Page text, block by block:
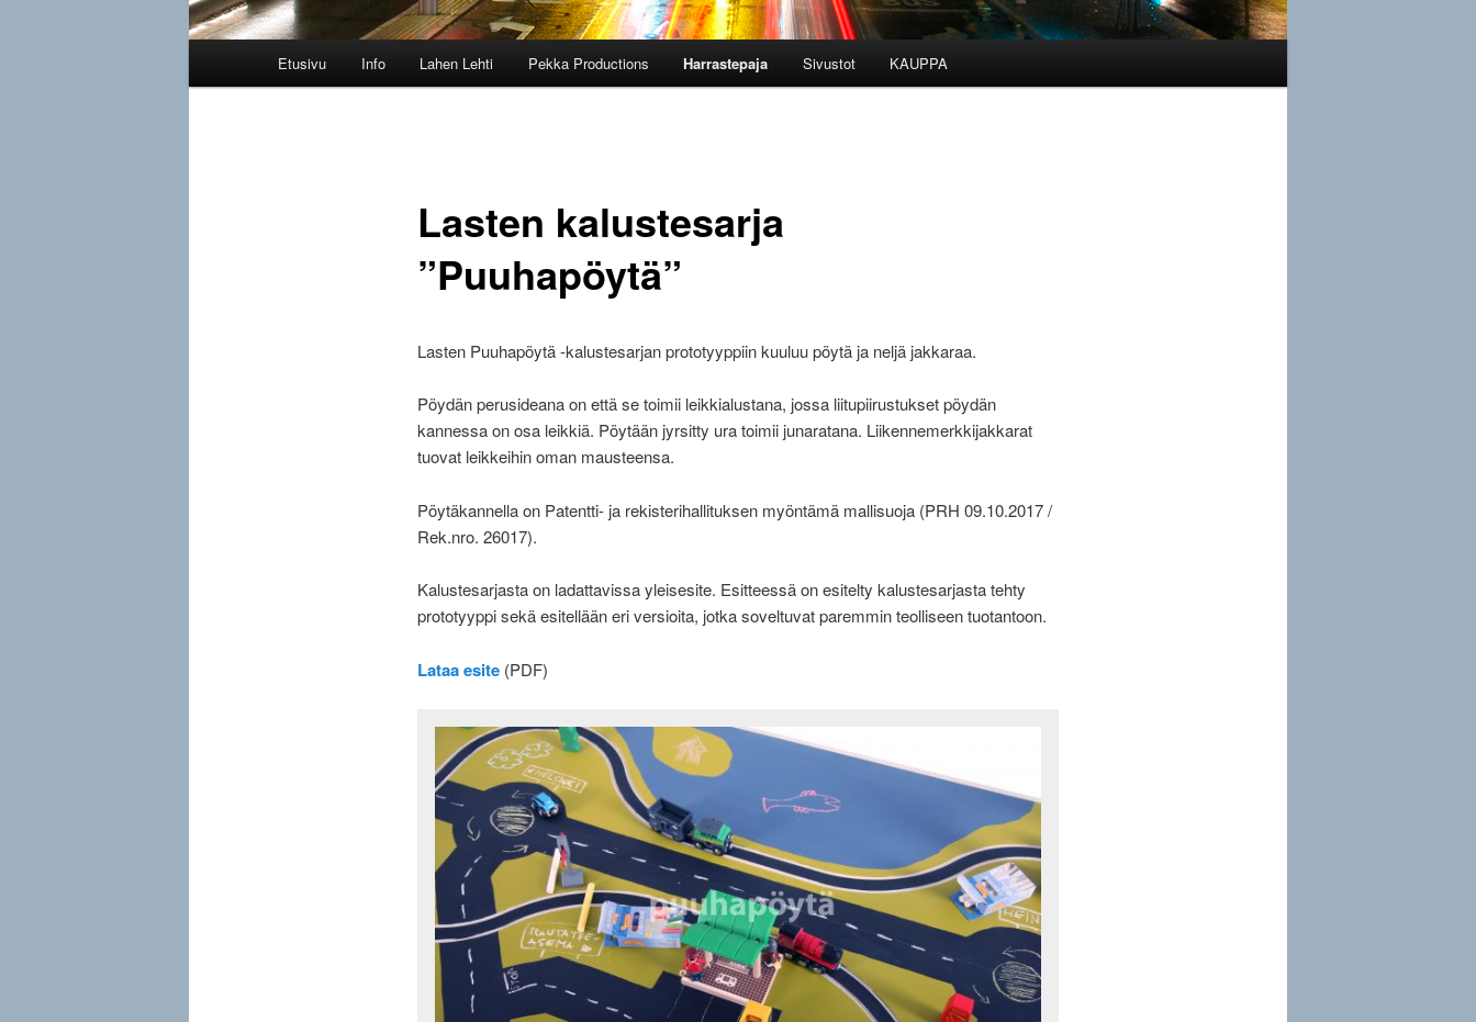
Etusivu Info Lahen Lehti Pekka Productions Harrastepaja Sivustot KAUPPA
Lasten kalustesarja
”Puuhapöytä”
Lasten Puuhapöytä -kalustesarjan prototyyppiin kuuluu pöytä ja neljä jakkaraa.
Pöydän perusideana on että se toimii leikkialustana, jossa liitupiirustukset pöydän
kannessa on osa leikkiä. Pöytään jyrsitty ura toimii junaratana. Liikennemerkkijakkarat
tuovat leikkeihin oman mausteensa.
Pöytäkannella on Patentti- ja rekisterihallituksen myöntämä mallisuoja (PRH 09.10.2017 /
Rek.nro. 26017).
Kalustesarjasta on ladattavissa yleisesite. Esitteessä on esitelty kalustesarjasta tehty
prototyyppi sekä esitellään eri versioita, jotka soveltuvat paremmin teolliseen tuotantoon.
Lataa esite (PDF)